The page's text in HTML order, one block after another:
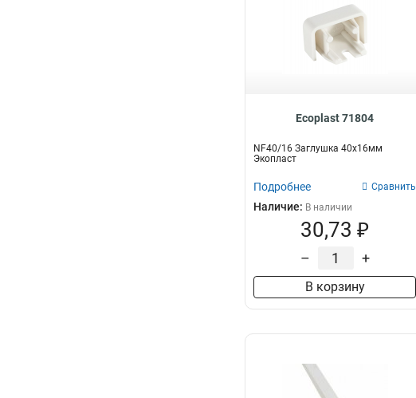
Ecoplast 71804
NF40/16 Заглушка 40х16мм
Экопласт
Подробнее Сравнить
Наличие: В наличии
30,73 ₽
– +
В корзину